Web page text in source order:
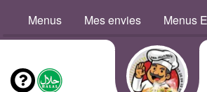
Menus Mes envies Menus